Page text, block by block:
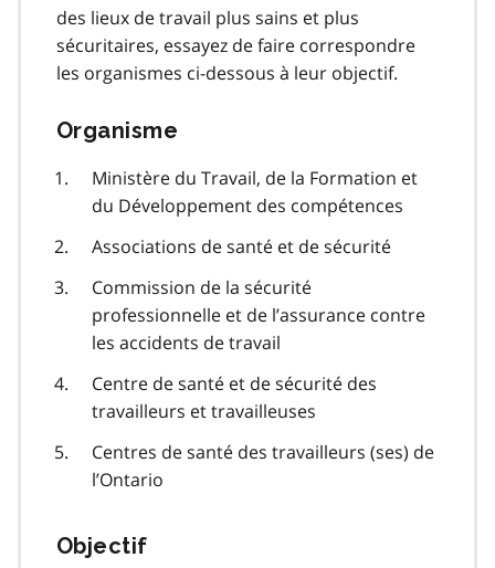
des lieux de travail plus sains et plus
sécuritaires, essayez de faire correspondre
les organismes ci-dessous à leur objectif.
Organisme
Ministère du Travail, de la Formation et
du Développement des compétences
Associations de santé et de sécurité
Commission de la sécurité
professionnelle et de l’assurance contre
les accidents de travail
Centre de santé et de sécurité des
travailleurs et travailleuses
Centres de santé des travailleurs (ses) de
l’Ontario
Objectif